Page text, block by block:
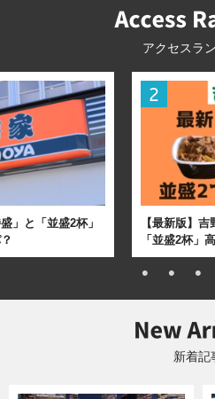
アクセスラ
」と「並盛2杯」
【最新版】
「並盛2杯」
新着記